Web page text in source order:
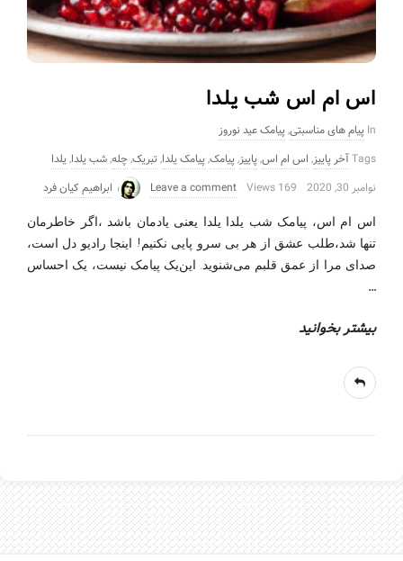
اس ام اس شب یلدا
In پیام های مناسبتی,پیامک عید نوروز
Tagsآخر پاییز, اس ام اس,پاییز,پیامک,پیامک یلدا,تبریک,چله,شب یلدا,یلدا
نوامبر 30, 2020
169 Views
Leave a comment ابراهیم کیان فرد
اس ام اس، پیامک شب یلدا یلدا یعنی یادمان باشد ،اگر خاطرمان
تنها شد،طلب عشق از هر بی سرو پایی نکنیم! اینجا رادیو دل است،
صدای مرا از عمق قلبم می‌شنوید. این‌یک پیامک نیست، یک احساس
…
بیشتر بخوانید